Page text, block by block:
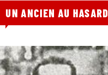
UN ANCIEN AU HASARD